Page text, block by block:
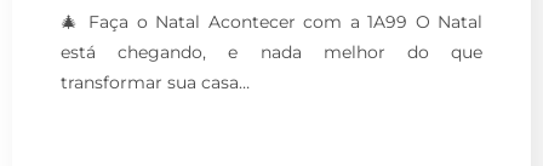
🎄 Faça o Natal Acontecer com a 1A99 O Natal
está chegando, e nada melhor do que
transformar sua casa…